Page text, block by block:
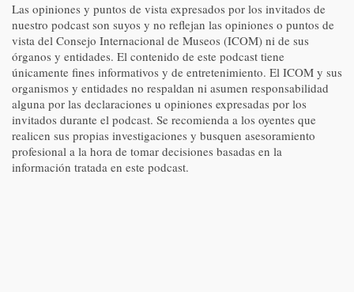
Las opiniones y puntos de vista expresados por los invitados de
nuestro podcast son suyos y no reflejan las opiniones o puntos de
vista del Consejo Internacional de Museos (ICOM) ni de sus
órganos y entidades. El contenido de este podcast tiene
únicamente fines informativos y de entretenimiento. El ICOM y sus
organismos y entidades no respaldan ni asumen responsabilidad
alguna por las declaraciones u opiniones expresadas por los
invitados durante el podcast. Se recomienda a los oyentes que
realicen sus propias investigaciones y busquen asesoramiento
profesional a la hora de tomar decisiones basadas en la
información tratada en este podcast.